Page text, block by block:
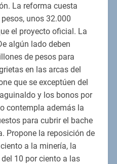
La reforma cuesta
unos 32.000
el proyecto oficial. La
algún lado deben
de pesos para
en las arcas del
que se exceptúen del
y los bonos por
contempla además la
para cubrir el bache
Propone la reposición de
a la minería, la
10 por ciento a las